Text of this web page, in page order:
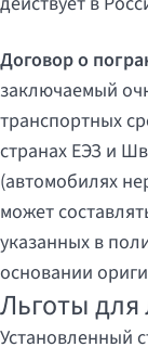
Договор о
заключаемый
транспортных
странах ЕЭЗ и
(автомобилях
может
указанных в
основании
Льготы
Установленный